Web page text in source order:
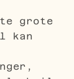
te grote
kan